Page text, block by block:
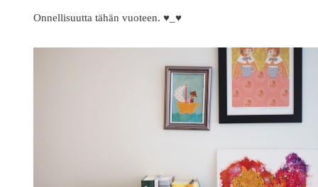
Onnellisuutta tähän vuoteen. ♥_♥